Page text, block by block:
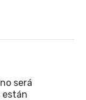
será
están